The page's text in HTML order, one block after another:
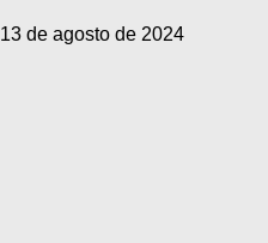
13 de agosto de 2024